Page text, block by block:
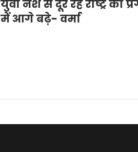
युवा नशे से दूर रहे राष्ट्र की
में आगे बढ़े- वर्मा